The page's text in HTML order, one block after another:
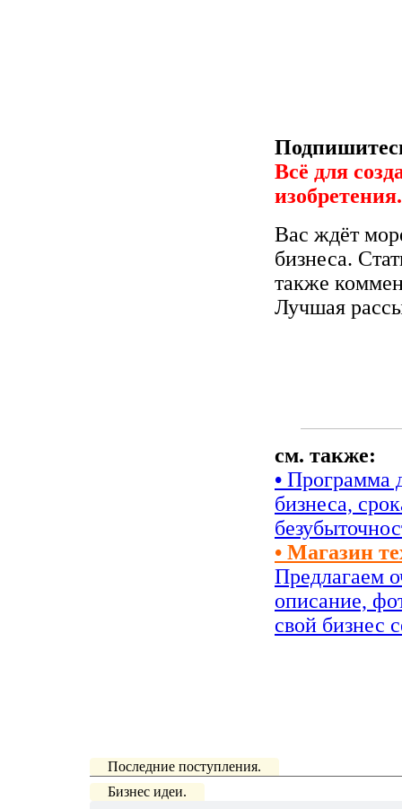
Всё для
Вас ждёт
бизнеса.
также
Лучшая
см. также:
• Программа
бизнеса,
• Магазин
Предлагаем
описание,
свой бизнес
Последние поступления.
Бизнес идеи.